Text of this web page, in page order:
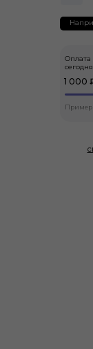
Оплата
сегодня
1 000